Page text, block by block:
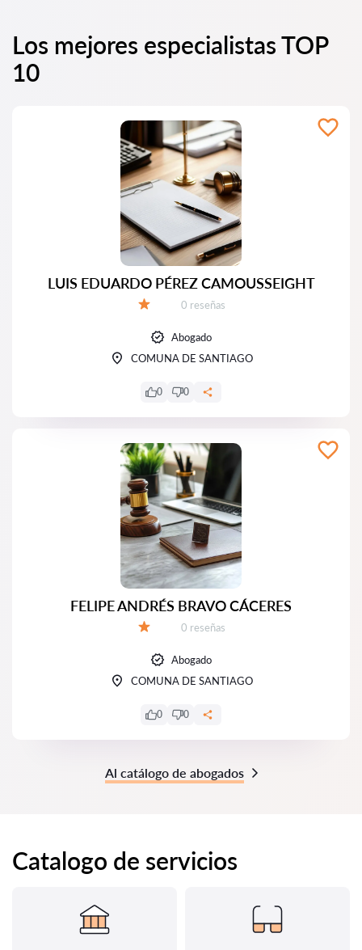
Los mejores especialistas TOP
10
LUIS EDUARDO PÉREZ CAMOUSSEIGHT
Número de reseñas:
0 reseñas
Abogado
COMUNA DE SANTIAGO
0 0
FELIPE ANDRÉS BRAVO CÁCERES
Número de reseñas:
0 reseñas
Abogado
COMUNA DE SANTIAGO
0 0
Al catálogo de abogados
Catalogo de servicios